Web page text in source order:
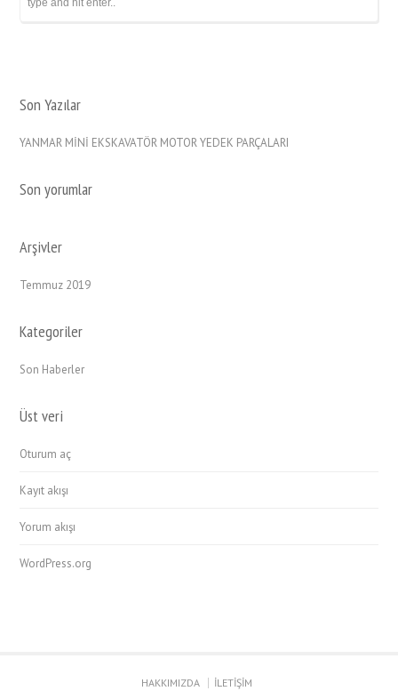
Son Yazılar
YANMAR MİNİ EKSKAVATÖR MOTOR YEDEK PARÇALARI
Son yorumlar
Arşivler
Temmuz 2019
Kategoriler
Son Haberler
Üst veri
Oturum aç
Kayıt akışı
Yorum akışı
WordPress.org
HAKKIMIZDA İLETİŞİM